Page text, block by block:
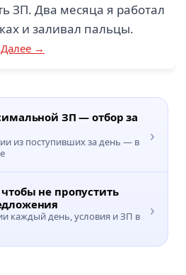
ЗП. Два месяца я работал
и заливал пальцы.
Далее →
ЗП — отбор за
из поступивших за день — в
›
не пропустить
каждый день, условия и ЗП в
›